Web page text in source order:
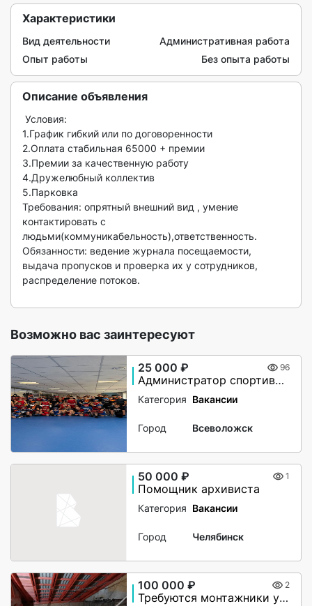
Характеристики
Вид деятельности
Административная работа
Опыт работы
Без опыта работы
Описание объявления
1.График гибкий или по договоренности
2.Оплата стабильная 65000 + премии
3.Премии за качественную работу
4.Дружелюбный коллектив
5.Парковка
Требования: опрятный внешний вид , умение
контактировать с
людьми(коммуникабельность),ответственность.
Обязанности: ведение журнала посещаемости,
выдача пропусков и проверка их у сотрудников,
распределение потоков.
Возможно вас заинтересуют
25 000 ₽ 96
Администратор спортивного клуба
Категория Вакансии
Город Всеволожск
50 000 ₽ 1
Помощник архивиста
Категория Вакансии
Город Челябинск
100 000 ₽ 2
Требуются монтажники утепления чердачного помещения